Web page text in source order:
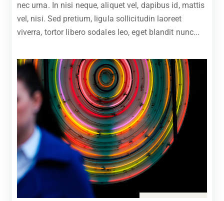
nec urna. In nisi neque, aliquet vel, dapibus id, mattis
vel, nisi. Sed pretium, ligula sollicitudin laoreet
viverra, tortor libero sodales leo, eget blandit nunc...